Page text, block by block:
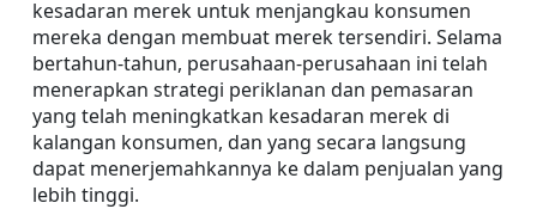
kesadaran merek untuk menjangkau konsumen
mereka dengan membuat merek tersendiri. Selama
bertahun-tahun, perusahaan-perusahaan ini telah
menerapkan strategi periklanan dan pemasaran
yang telah meningkatkan kesadaran merek di
kalangan konsumen, dan yang secara langsung
dapat menerjemahkannya ke dalam penjualan yang
lebih tinggi.